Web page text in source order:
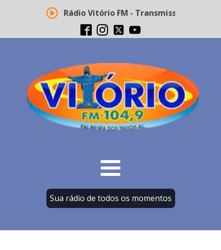
Rádio Vitório FM - Transmissão ao vivo
Sua rádio de todos os momentos